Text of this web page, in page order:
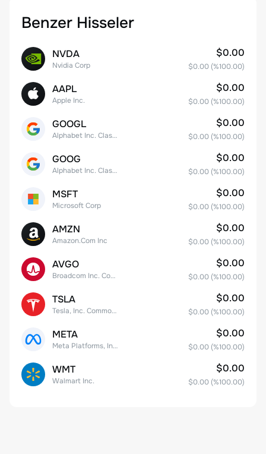
Benzer Hisseler
NVDA
Nvidia Corp
$0.00
$0.00 (%100.00)
AAPL
Apple Inc.
$0.00
$0.00 (%100.00)
GOOGL
Alphabet Inc. Class A Common Stock
$0.00
$0.00 (%100.00)
GOOG
Alphabet Inc. Class C Capital Stock
$0.00
$0.00 (%100.00)
MSFT
Microsoft Corp
$0.00
$0.00 (%100.00)
AMZN
Amazon.Com Inc
$0.00
$0.00 (%100.00)
AVGO
Broadcom Inc. Common Stock
$0.00
$0.00 (%100.00)
TSLA
Tesla, Inc. Common Stock
$0.00
$0.00 (%100.00)
META
Meta Platforms, Inc. Class A Common Stock
$0.00
$0.00 (%100.00)
WMT
Walmart Inc.
$0.00
$0.00 (%100.00)